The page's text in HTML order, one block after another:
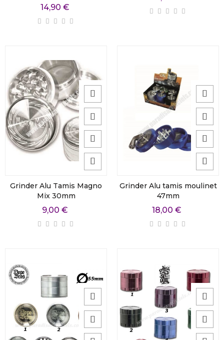
14,90 €
Grinder Alu Tamis Magno
Mix 30mm
9,00 €
Grinder Alu tamis moulinet
47mm
18,00 €